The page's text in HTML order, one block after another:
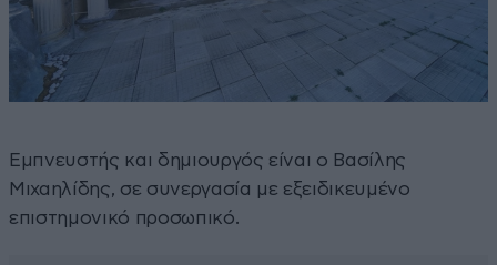
Εμπνευστής και δημιουργός είναι ο Βασίλης
Μιχαηλίδης, σε συνεργασία με εξειδικευμένο
επιστημονικό προσωπικό.